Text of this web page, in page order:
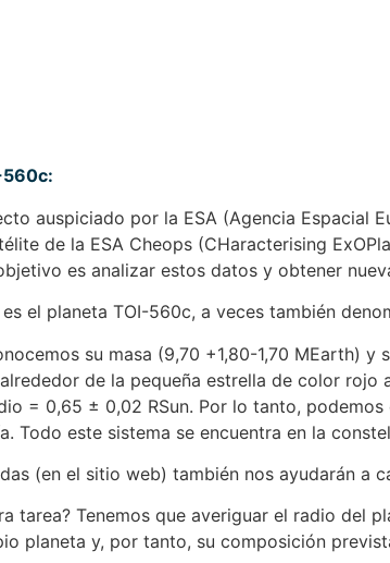
560c:
auspiciado por la ESA (Agencia Espacial
de la ESA Cheops (CHaracterising
es analizar estos datos y obtener
el planeta TOI-560c, a veces también
su masa (9,70 +1,80-1,70 MEarth)
de la pequeña estrella de color
= 0,65 ± 0,02 RSun. Por lo tanto,
Todo este sistema se encuentra en la
(en el sitio web) también nos ayudarán a
tarea? Tenemos que averiguar el radio del
planeta y, por tanto, su composición